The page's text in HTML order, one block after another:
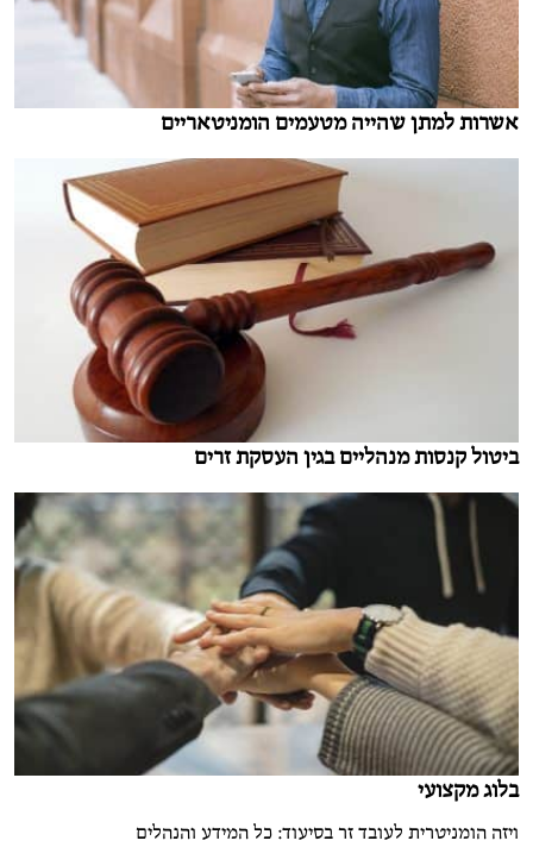
אשרות למתן שהייה מטעמים הומניטאריים
ביטול קנסות מנהליים בגין העסקת זרים
בלוג מקצועי
ויזה הומניטרית לעובד זר בסיעוד: כל המידע והנהלים